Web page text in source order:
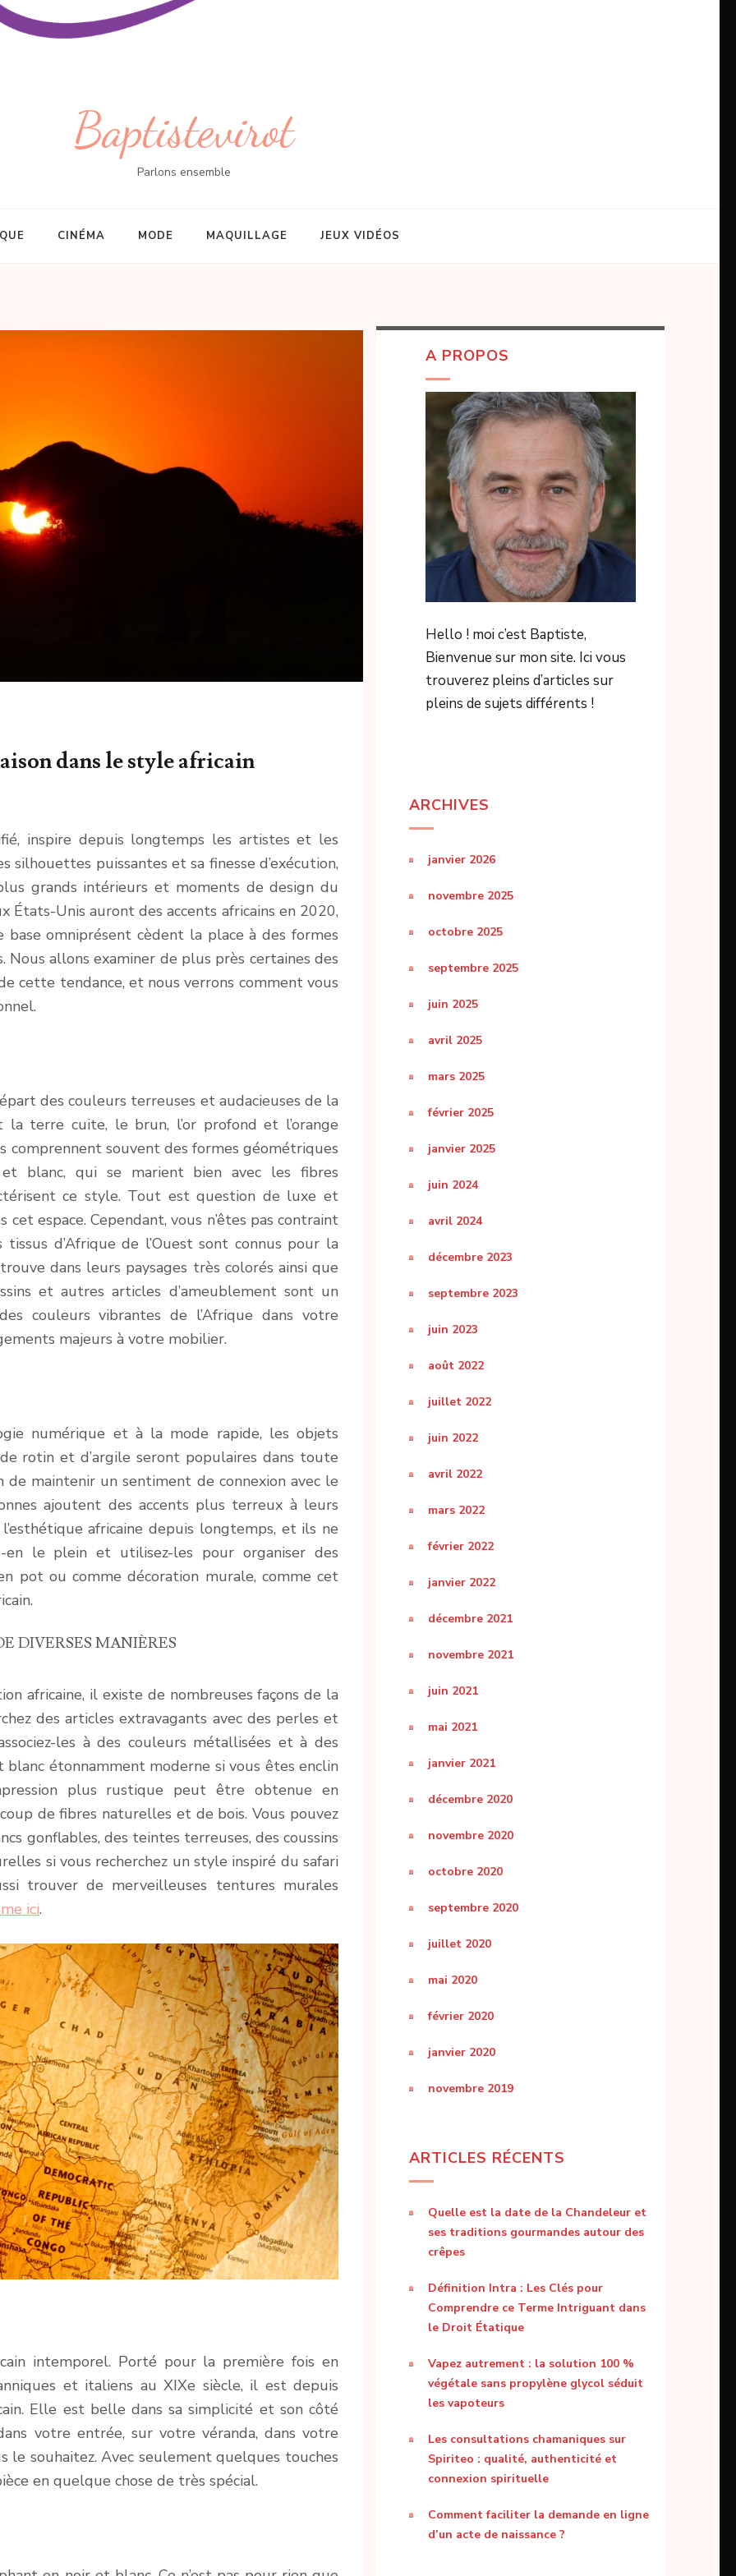
Baptistevirot
Parlons ensemble
CINÉMA MODE MAQUILLAGE JEUX VIDÉOS
dans le style africain
inspire depuis longtemps les artistes et les
silhouettes puissantes et sa finesse d’exécution,
grands intérieurs et moments de design du
États-Unis auront des accents africains en 2020,
omniprésent cèdent la place à des formes
allons examiner de plus près certaines des
cette tendance, et nous verrons comment vous
des couleurs terreuses et audacieuses de la
la terre cuite, le brun, l’or profond et l’orange
comprennent souvent des formes géométriques
blanc, qui se marient bien avec les fibres
ce style. Tout est question de luxe et
espace. Cependant, vous n’êtes pas contraint
d’Afrique de l’Ouest sont connus pour la
dans leurs paysages très colorés ainsi que
et autres articles d’ameublement sont un
couleurs vibrantes de l’Afrique dans votre
majeurs à votre mobilier.
numérique et à la mode rapide, les objets
rotin et d’argile seront populaires dans toute
maintenir un sentiment de connexion avec le
ajoutent des accents plus terreux à leurs
africaine depuis longtemps, et ils ne
en le plein et utilisez-les pour organiser des
pot ou comme décoration murale, comme cet
DIVERSES MANIÈRES
africaine, il existe de nombreuses façons de la
des articles extravagants avec des perles et
les à des couleurs métallisées et à des
étonnamment moderne si vous êtes enclin
plus rustique peut être obtenue en
de fibres naturelles et de bois. Vous pouvez
gonflables, des teintes terreuses, des coussins
si vous recherchez un style inspiré du safari
trouver de merveilleuses tentures murales
ici.
intemporel. Porté pour la première fois en
et italiens au XIXe siècle, il est depuis
Elle est belle dans sa simplicité et son côté
votre entrée, sur votre véranda, dans votre
le souhaitez. Avec seulement quelques touches
en quelque chose de très spécial.
A PROPOS
Hello ! moi c’est Baptiste,
Bienvenue sur mon site. Ici vous
trouverez pleins d’articles sur
pleins de sujets différents !
ARCHIVES
janvier 2026
novembre 2025
octobre 2025
septembre 2025
juin 2025
avril 2025
mars 2025
février 2025
janvier 2025
juin 2024
avril 2024
décembre 2023
septembre 2023
juin 2023
août 2022
juillet 2022
juin 2022
avril 2022
mars 2022
février 2022
janvier 2022
décembre 2021
novembre 2021
juin 2021
mai 2021
janvier 2021
décembre 2020
novembre 2020
octobre 2020
septembre 2020
juillet 2020
mai 2020
février 2020
janvier 2020
novembre 2019
ARTICLES RÉCENTS
Quelle est la date de la Chandeleur et
ses traditions gourmandes autour des
crêpes
Définition Intra : Les Clés pour
Comprendre ce Terme Intriguant dans
le Droit Étatique
Vapez autrement : la solution 100 %
végétale sans propylène glycol séduit
les vapoteurs
Les consultations chamaniques sur
Spiriteo : qualité, authenticité et
connexion spirituelle
Comment faciliter la demande en ligne
d’un acte de naissance ?